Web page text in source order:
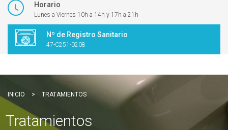
Horario
Lunes a Viernes 10h a 14h y 17h a 21h
Nº de Registro Sanitario
47-C251-0208
INICIO > TRATAMIENTOS
Tratamientos